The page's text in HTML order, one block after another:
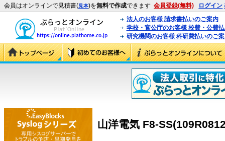
会員はオンラインで見積書(見本)を無料で作成できます 会員登録(無料) ログイン
法人のお客様 請求書払いのご案内
学校・官公庁のお客様 校費・公費
研究機関のお客様 科研費払いのご
山洋電気 F8-